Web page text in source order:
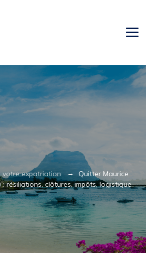
votre expatriation → Quitter Maurice
résiliations, clôtures, impôts, logistique